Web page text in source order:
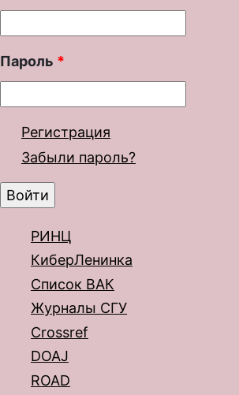
Пароль *
Регистрация
Забыли пароль?
РИНЦ
КиберЛенинка
Список ВАК
Журналы СГУ
Crossref
DOAJ
ROAD